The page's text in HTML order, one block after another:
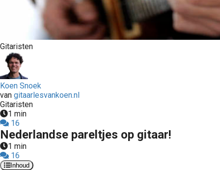
Gitaristen
Koen Snoek
van gitaarlesvankoen.nl
Gitaristen
1 min
16
Nederlandse pareltjes op gitaar!
1 min
16
Inhoud